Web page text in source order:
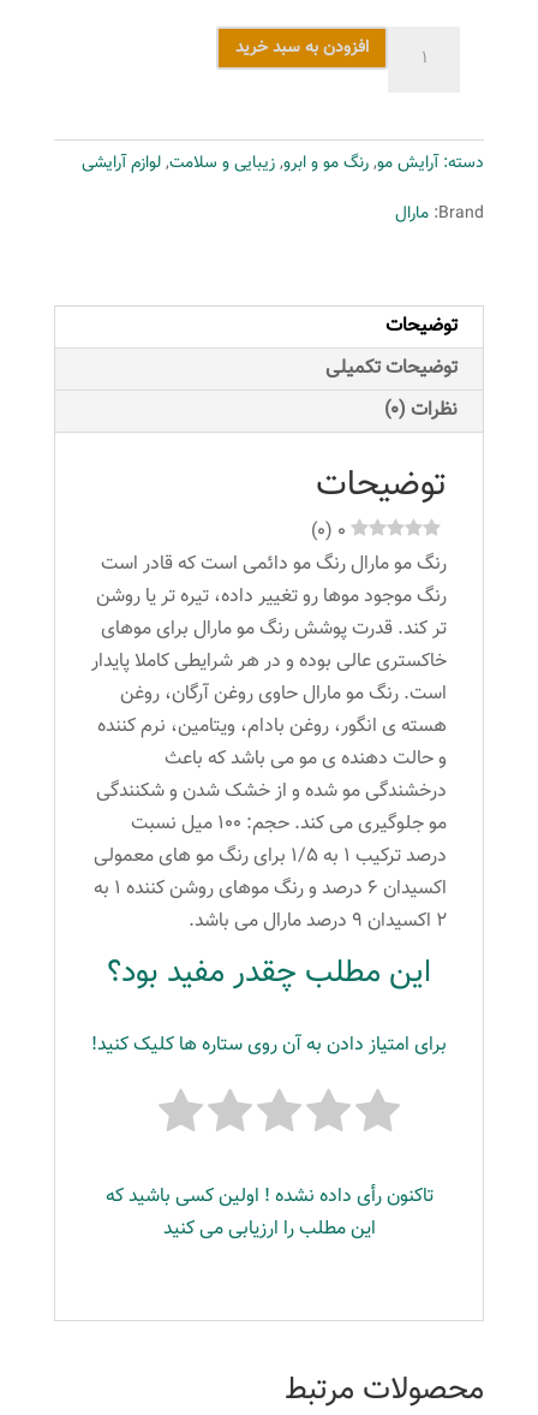
مارال
شماره
6.78
ای
کاپوچینو
عدد
افزودن به سبد خرید
دسته:آرایش مو,رنگ مو و ابرو,زیبایی و سلامت,لوازم آرایشی
Brand: مارال
توضیحات
توضیحات تکمیلی
نظرات (0)
توضیحات
0
(
0
)
رنگ مو مارال رنگ مو دائمی است که قادر است
رنگ موجود موها رو تغییر داده، تیره تر یا روشن
تر کند. قدرت پوشش رنگ مو مارال برای موهای
خاکستری عالی بوده و در هر شرایطی کاملا پایدار
است. رنگ مو مارال حاوی روغن آرگان، روغن
هسته ی انگور، روغن بادام، ویتامین، نرم کننده
و حالت دهنده ی مو می باشد که باعث
درخشندگی مو شده و از خشک شدن و شکنندگی
مو جلوگیری می کند. حجم: ۱۰۰ میل نسبت
درصد ترکیب ۱ به ۱/۵ برای رنگ مو های معمولی
اکسیدان ۶ درصد و رنگ موهای روشن کننده ۱ به
۲ اکسیدان ۹ درصد مارال می باشد.
این مطلب چقدر مفید بود؟
برای امتیاز دادن به آن روی ستاره ها کلیک کنید!
تاکنون رأی داده نشده ! اولین کسی باشید که
این مطلب را ارزیابی می کنید
محصولات مرتبط